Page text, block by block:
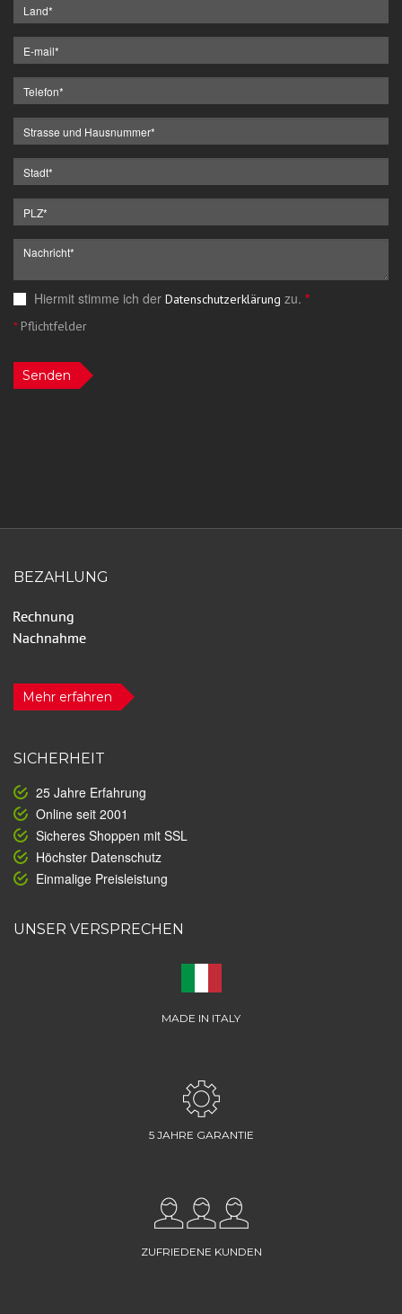
Hiermit stimme ich der Datenschutzerklärung zu. *
*Pflichtfelder
Senden
BEZAHLUNG
Mehr erfahren
SICHERHEIT
25 Jahre Erfahrung
Online seit 2001
Sicheres Shoppen mit SSL
Höchster Datenschutz
Einmalige Preisleistung
UNSER VERSPRECHEN
MADE IN ITALY
5 JAHRE GARANTIE
ZUFRIEDENE KUNDEN